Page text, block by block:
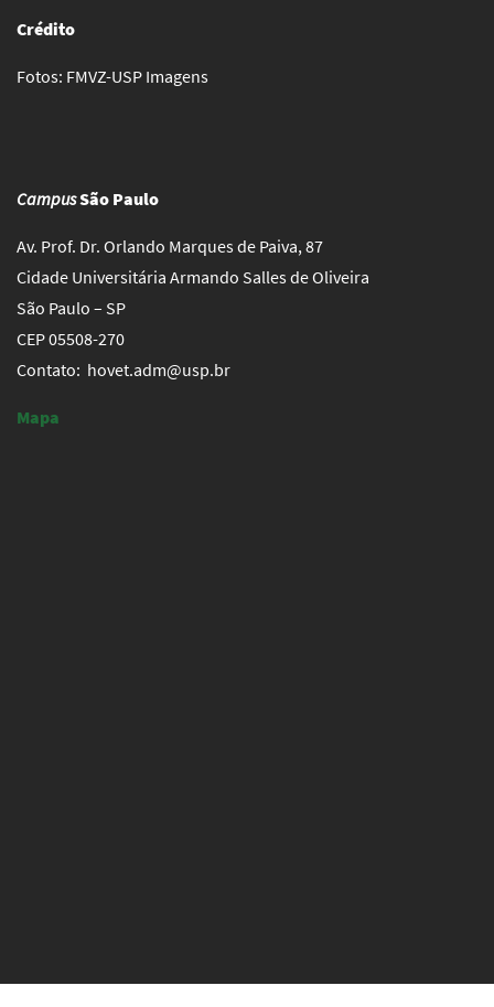
Crédito
Fotos: FMVZ-USP Imagens
CampusSão Paulo
Av. Prof. Dr. Orlando Marques de Paiva, 87
Cidade Universitária Armando Salles de Oliveira
São Paulo – SP
CEP 05508-270
Contato: hovet.adm@usp.br
Mapa